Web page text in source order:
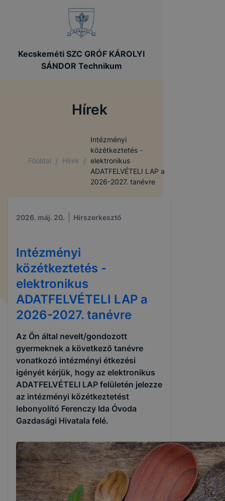
Kecskeméti SZC GRÓF KÁROLYI
SÁNDOR Technikum
Hírek
Főoldal / Hírek /
Intézményi
közétkeztetés -
elektronikus
ADATFELVÉTELI LAP a
2026-2027. tanévre
2026. máj. 20. Hírszerkesztő
Intézményi
közétkeztetés -
elektronikus
ADATFELVÉTELI LAP a
2026-2027. tanévre
Az Ön által nevelt/gondozott
gyermeknek a következő tanévre
vonatkozó intézményi étkezési
igényét kérjük, hogy az elektronikus
ADATFELVÉTELI LAP felületén jelezze
az intézményi közétkeztetést
lebonyolító Ferenczy Ida Óvoda
Gazdasági Hivatala felé.